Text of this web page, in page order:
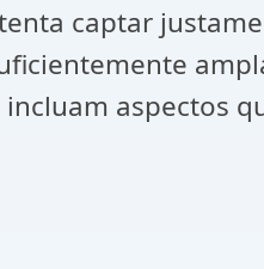
captar
aspectos